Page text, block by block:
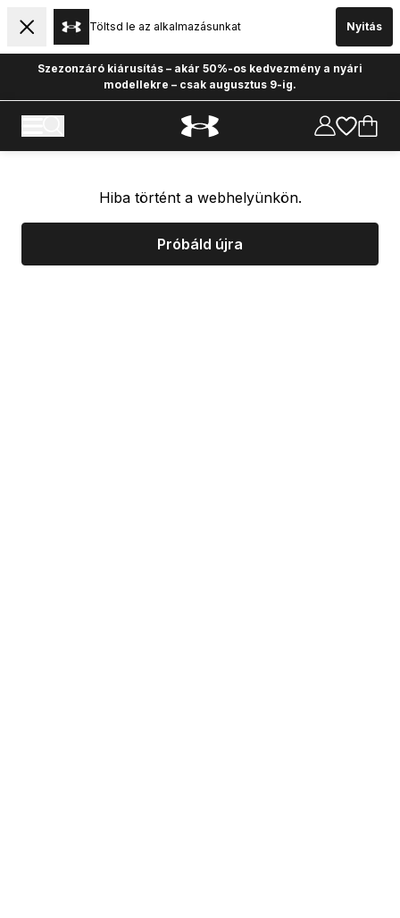
Töltsd le az alkalmazásunkat Nyitás
Szezonzáró kiárusítás – akár 50%-os kedvezmény a nyári
modellekre – csak augusztus 9-ig.
Hiba történt a webhelyünkön.
Próbáld újra